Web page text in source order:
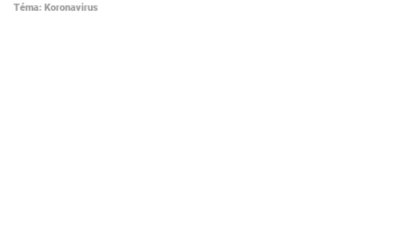
Téma: Koronavirus